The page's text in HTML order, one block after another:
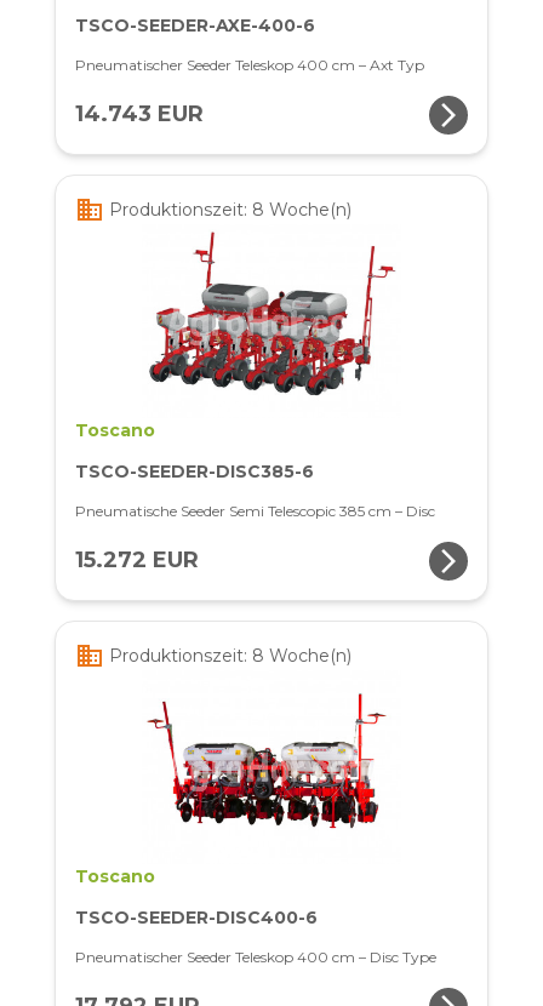
TSCO-SEEDER-AXE-400-6
Pneumatischer Seeder Teleskop 400 cm – Axt Typ
14.743 EUR arrow_forward_ios
business Produktionszeit: 8 Woche(n)
Toscano
TSCO-SEEDER-DISC385-6
Pneumatische Seeder Semi Telescopic 385 cm – Disc
15.272 EUR arrow_forward_ios
business Produktionszeit: 8 Woche(n)
Toscano
TSCO-SEEDER-DISC400-6
Pneumatischer Seeder Teleskop 400 cm – Disc Type